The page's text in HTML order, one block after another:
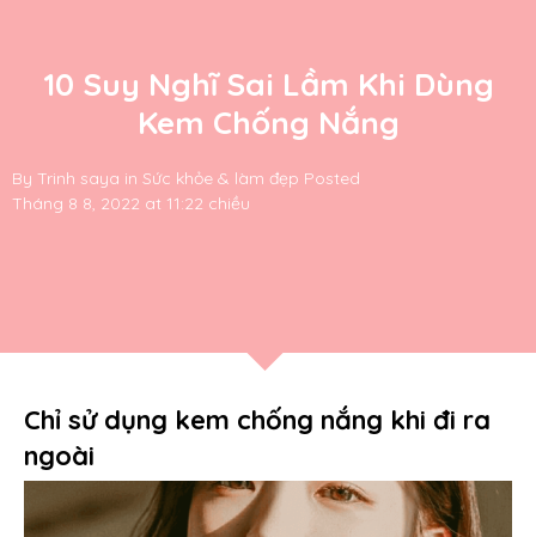
10 Suy Nghĩ Sai Lầm Khi Dùng
Kem Chống Nắng
By Trinh saya in Sức khỏe & làm đẹp Posted
Tháng 8 8, 2022 at 11:22 chiều
Chỉ sử dụng kem chống nắng khi đi ra
ngoài